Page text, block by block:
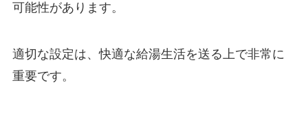
可能性があります。
適切な設定は、快適な給湯生活を送る上で非常に
重要です。